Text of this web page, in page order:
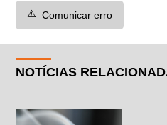
⚠️ Comunicar erro
NOTÍCIAS